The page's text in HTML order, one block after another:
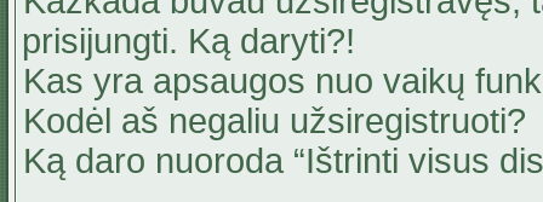
prisijungti. Ką daryti?!
Kas yra apsaugos nuo vaikų
Kodėl aš negaliu užsiregistruoti?
Ką daro nuoroda “Ištrinti visus